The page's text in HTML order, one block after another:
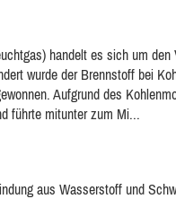
handelt es sich um den
wurde der Brennstoff bei
Aufgrund des
führte mitunter zum Mi...
aus Wasserstoff und